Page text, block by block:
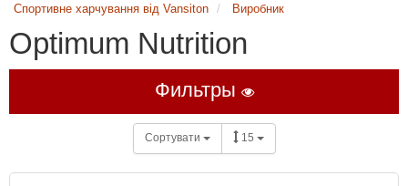
Спортивне харчування від Vansiton Виробник
Optimum Nutrition
Фильтры
Сортувати 15